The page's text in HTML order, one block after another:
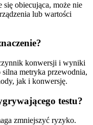
się obiecująca, może nie
lub wartości
konwersji i wyniki
metryka przewodnia,
jak i konwersję.
testu?
zmniejszyć ryzyko.